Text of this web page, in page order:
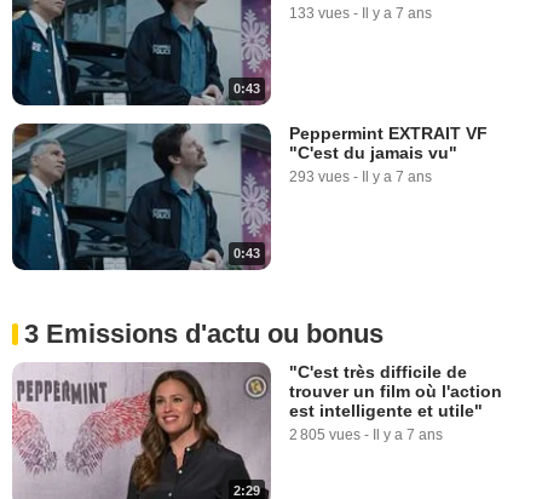
0:43
133 vues - Il y a 7 ans
0:43
Peppermint EXTRAIT VF
"C'est du jamais vu"
293 vues - Il y a 7 ans
3 Emissions d'actu ou bonus
2:29
"C'est très difficile de
trouver un film où l'action
est intelligente et utile"
2 805 vues - Il y a 7 ans